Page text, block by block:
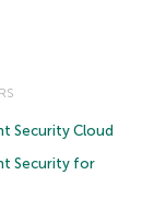
Security Cloud
Security for